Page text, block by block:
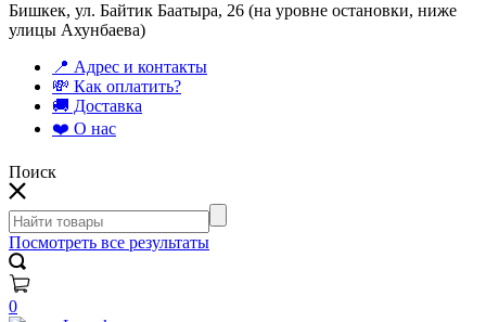
Бишкек, ул. Байтик Баатыра, 26 (на уровне остановки, ниже
улицы Ахунбаева)
📍 Адрес и контакты
💸 Как оплатить?
🚚 Доставка
❤️ О нас
Поиск
Посмотреть все результаты
0